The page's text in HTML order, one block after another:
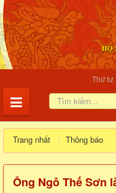
Thứ
Trang nhất Thông báo
Ông Ngô Thế Sơn